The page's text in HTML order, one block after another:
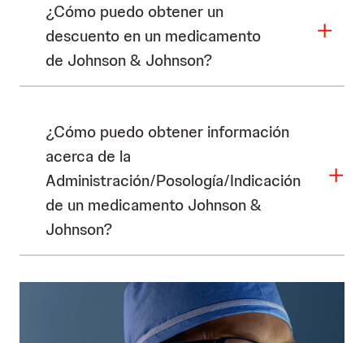
¿Cómo puedo obtener un
descuento en un medicamento
de Johnson & Johnson?
¿Cómo puedo obtener información
acerca de la
Administración/Posología/Indicación
de un medicamento Johnson &
Johnson?